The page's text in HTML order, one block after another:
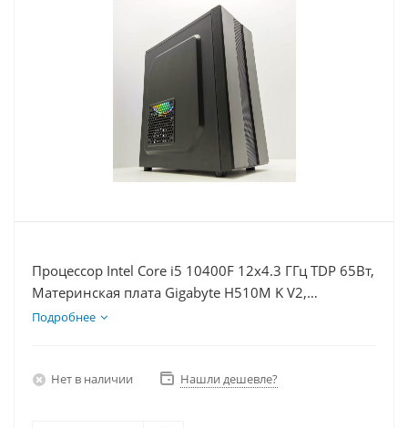
Процессор Intel Core i5 10400F 12x4.3 ГГц TDP 65Вт,
Материнская плата Gigabyte H510M K V2,
Видеокарта RTX 3060 8Гб, Память DDR4 8Gb,
Подробнее
Нет в наличии Нашли дешевле?